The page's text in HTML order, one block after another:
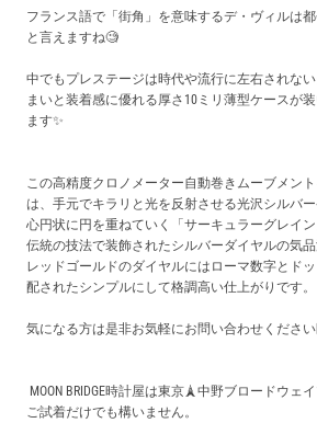
フランス語で「街角」を意味するデ・ヴィルは
と言えますね🧐
中でもプレステージは時代や流行に左右されな
まいと装着感に優れる厚さ10ミリ薄型ケースが
ます✨
この高精度クロノメーター自動巻きムーブメン
は、手元でキラリと光を反射させる光沢シルバ
心円状に円を重ねていく「サーキュラーグレイ
伝統の技法で装飾されたシルバーダイヤルの気
レッドゴールドのダイヤルにはローマ数字とド
配されたシンプルにして格調高い仕上がりです。
気になる方は是非お気軽にお問い合わせくださ
MOON BRIDGE時計屋は東京🗼中野ブロードウェ
ご試着だけでも構いません。